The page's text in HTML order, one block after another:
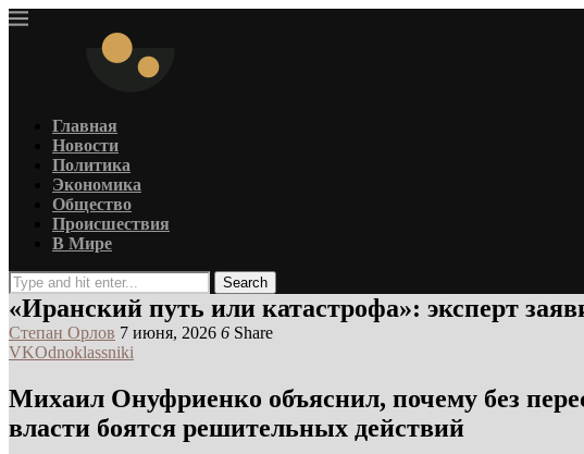
Главная
Новости
Политика
Экономика
Общество
Происшествия
В Мире
Search
«Иранский путь или катастрофа»: эксперт
Степан Орлов 7 июня, 2026 6 Share
VKOdnoklassniki
Михаил Онуфриенко объяснил, почему без
власти боятся решительных действий